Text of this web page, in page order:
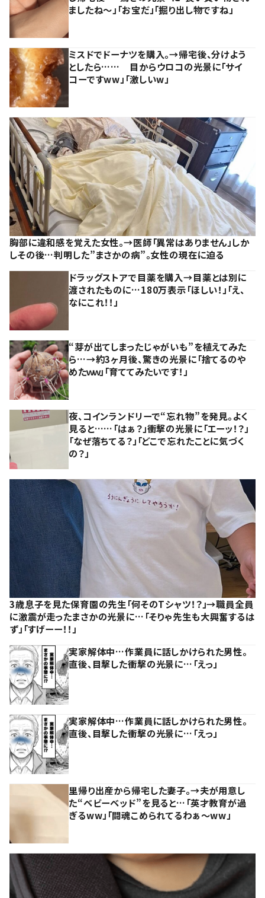
ましたね～」「お宝だ」「掘り出し物ですね」
ミスドでドーナツを購入。→帰宅後、分けよう
としたら…… 目からウロコの光景に「サイ
コーですww」「激しいw」
胸部に違和感を覚えた女性。→医師「異常はありません」しか
しその後…判明した”まさかの病”。女性の現在に迫る
ドラッグストアで目薬を購入→目薬とは別に
渡されたものに…180万表示「ほしい！」「え、
なにこれ！！」
“芽が出てしまったじゃがいも”を植えてみた
ら…→約3ヶ月後、驚きの光景に「捨てるのや
めたｗｗ」「育ててみたいです！」
夜、コインランドリーで“忘れ物”を発見。よく
見ると……「はぁ？」衝撃の光景に「エーッ！？」
「なぜ落ちてる？」「どこで忘れたことに気づく
の？」
3歳息子を見た保育園の先生「何そのTシャツ！？」→職員全員
に激震が走ったまさかの光景に…「そりゃ先生も大興奮するは
ず」「すげーー！！」
実家解体中…作業員に話しかけられた男性。
直後、目撃した衝撃の光景に…「えっ」
実家解体中…作業員に話しかけられた男性。
直後、目撃した衝撃の光景に…「えっ」
里帰り出産から帰宅した妻子。→夫が用意し
た“ベビーベッド”を見ると…「英才教育が過
ぎるww」「闘魂こめられてるわぁ～ww」